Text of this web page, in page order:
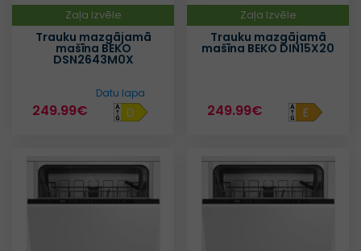
Zaļa Izvēle
Trauku mazgājamā
mašīna BEKO
DSN2643M0X
249.99€ D
Datu lapa
Zaļa Izvēle
Trauku mazgājamā
mašīna BEKO DIN15X20
249.99€ E